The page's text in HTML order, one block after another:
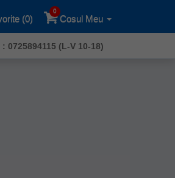
(0) Cosul Meu
0
0725894115 (L-V 10-18)